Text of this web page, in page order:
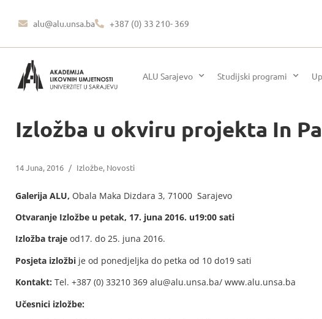
alu@alu.unsa.ba +387 (0) 33 210- 369
ALU Sarajevo Studijski programi
Izložba u okviru projekta In
14 Juna, 2016 / Izložbe, Novosti
Galerija ALU, Obala Maka Dizdara 3, 71000 Sarajevo
Otvaranje Izložbe u petak, 17. juna 2016. u19:00 sati
Izložba traje od17. do 25. juna 2016.
Posjeta izložbi je od ponedjeljka do petka od 10 do19 sati
Kontakt: Tel. +387 (0) 33210 369 alu@alu.unsa.ba/ www.alu.unsa.ba
Učesnici izložbe: